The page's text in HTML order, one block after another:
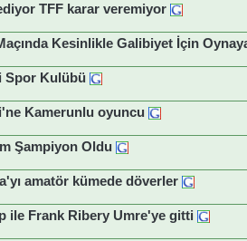
TFF karar veremiyor
Kesinlikle Galibiyet İçin
Spor Kulübü
Kamerunlu oyuncu
Şampiyon Oldu
amatör kümede döverler
ile Frank Ribery Umre'ye gitti